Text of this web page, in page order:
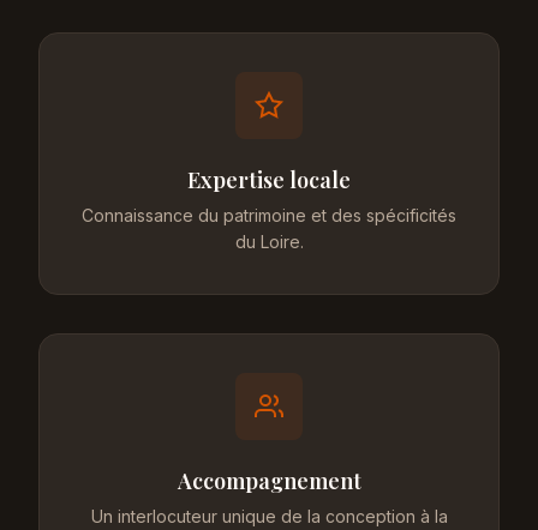
Expertise locale
Connaissance du patrimoine et des spécificités
du Loire.
Accompagnement
Un interlocuteur unique de la conception à la